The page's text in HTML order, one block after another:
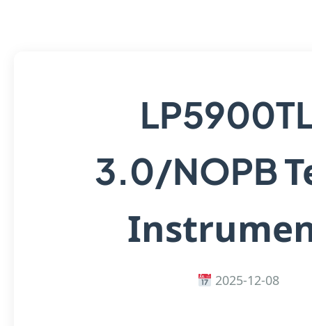
3.0/NOPB
2025-12-08